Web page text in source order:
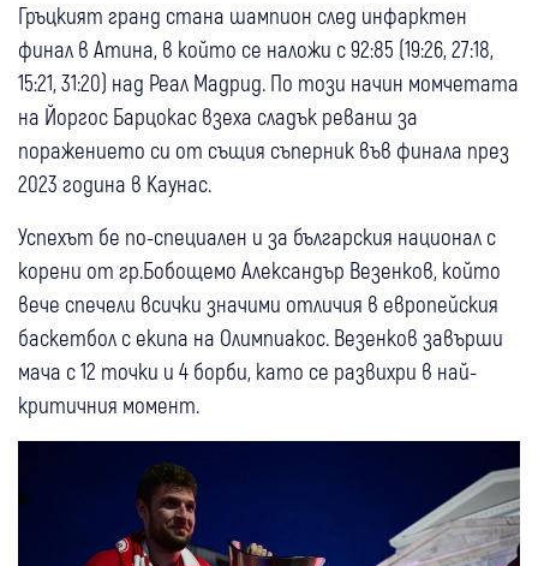
Гръцкият гранд стана шампион след инфарктен
финал в Атина, в който се наложи с 92:85 (19:26, 27:18,
15:21, 31:20) над Реал Мадрид. По този начин момчетата
на Йоргос Барцокас взеха сладък реванш за
поражението си от същия съперник във финала през
2023 година в Каунас.
Успехът бе по-специален и за българския национал с
корени от гр.Бобощемо Александър Везенков, който
вече спечели всички значими отличия в европейския
баскетбол с екипа на Олимпиакос. Везенков завърши
мача с 12 точки и 4 борби, като се развихри в най-
критичния момент.